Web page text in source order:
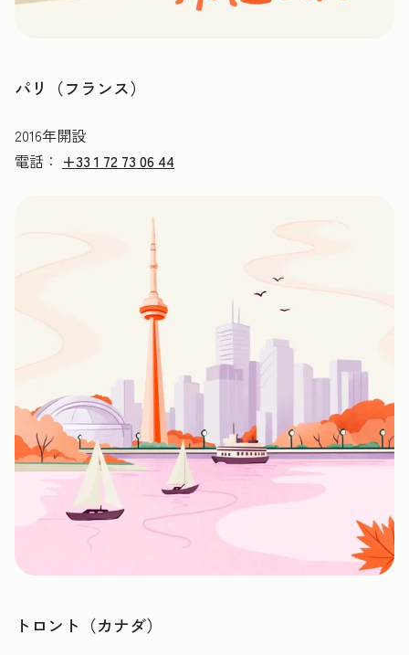
パリ（フランス）
2016年開設
電話： +33 1 72 73 06 44
トロント（カナダ）